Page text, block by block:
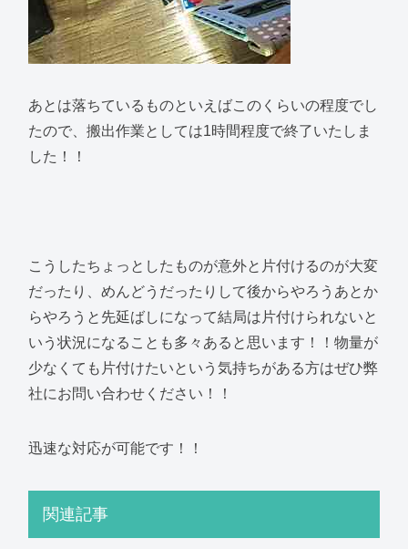
あとは落ちているものといえばこのくらいの程度でし
たので、搬出作業としては1時間程度で終了いたしま
した！！
こうしたちょっとしたものが意外と片付けるのが大変
だったり、めんどうだったりして後からやろうあとか
らやろうと先延ばしになって結局は片付けられないと
いう状況になることも多々あると思います！！物量が
少なくても片付けたいという気持ちがある方はぜひ弊
社にお問い合わせください！！
迅速な対応が可能です！！
関連記事